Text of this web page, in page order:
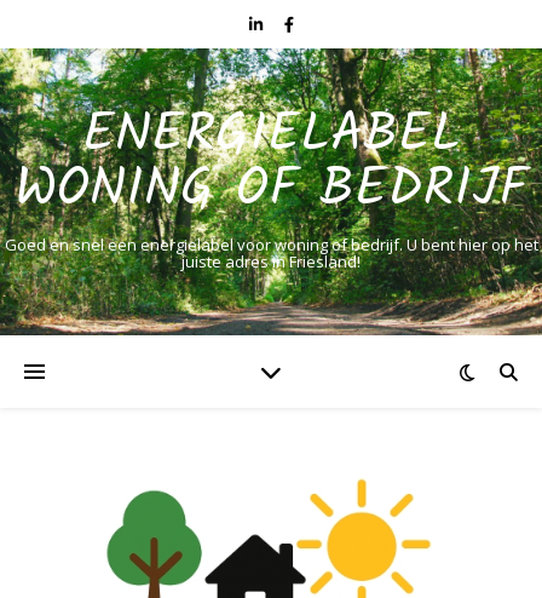
ENERGIELABEL
WONING OF BEDRIJF
Goed en snel een energielabel voor woning of bedrijf. U bent hier op het
juiste adres in Friesland!